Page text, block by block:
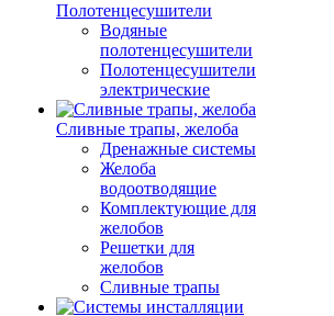
Полотенцесушители
Водяные
полотенцесушители
Полотенцесушители
электрические
Сливные трапы, желоба
Дренажные системы
Желоба
водоотводящие
Комплектующие для
желобов
Решетки для
желобов
Сливные трапы